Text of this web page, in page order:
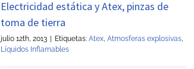
Electricidad estática y Atex, pinzas de
toma de tierra
julio 12th, 2013 | Etiquetas: Atex Atmosferas explosivas
Líquidos Inflamables